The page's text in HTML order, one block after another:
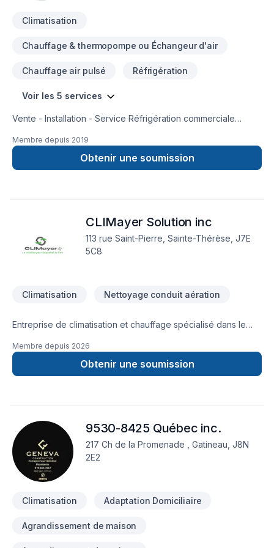
Climatisation
Chauffage & thermopompe ou Échangeur d'air
Chauffage air pulsé Réfrigération
Voir les 5 services
Vente - Installation - Service Réfrigération commerciale
glace) Climatisation et thermopompe résidentielle et
commerciale Chauffage Ventilation Géothermie
Membre depuis 2019
Obtenir une soumission
CLIMayer Solution inc
113 rue Saint-Pierre, Sainte-Thérèse, J7E
5C8
Climatisation Nettoyage conduit aération
Entreprise de climatisation et chauffage spécialisé dans le
thermopompe résidentiel.
Membre depuis 2026
Obtenir une soumission
9530-8425 Québec inc.
217 Ch de la Promenade , Gatineau, J8N
2E2
Climatisation Adaptation Domiciliaire
Agrandissement de maison